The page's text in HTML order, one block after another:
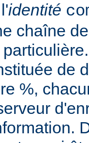
identité
chaîne
de
%,